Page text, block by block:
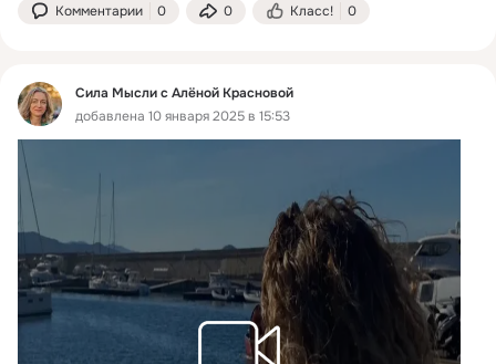
Комментарии 0 0 Класс! 0
Сила Мысли с Алёной Красновой
добавлена 10 января 2025 в 15:53